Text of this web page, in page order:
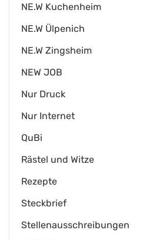
NE.W Kuchenheim
NE.W Ülpenich
NE.W Zingsheim
NEW JOB
Nur Druck
Nur Internet
QuBi
Rästel und Witze
Rezepte
Steckbrief
Stellenausschreibungen